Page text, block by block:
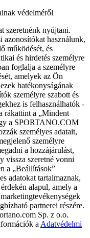
védelméről
szeretnénk nyújtani.
azonosítókat használunk,
működését, és
és hirdetés személyre
foglalja a személyre
amelyek az Ön
hatékonyságának
személyre szabott és
is felhasználhatók -
rákattint a „Mindent
a SPORTANO.COM
személyes adatait,
személyre
a hozzájárulást,
vissza szeretné vonni
a „Beállítások”
adatokat tartalmaznak,
alapul, amely a
partnerei részére.
Sp. z o.o.
a Adatvédelmi